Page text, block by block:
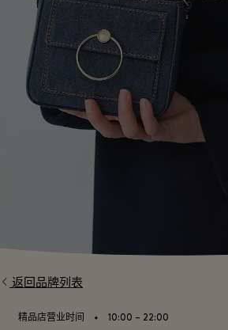
返回品牌列表
精品店营业时间 ⬩ 10:00 – 22:00